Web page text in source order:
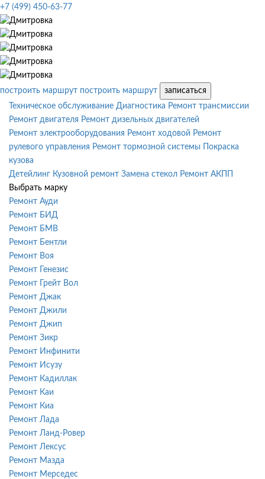
+7 (499) 450-63-77
построить маршрут построить маршрут
записаться
Техническое обслуживание Диагностика Ремонт трансмиссии
Ремонт двигателя Ремонт дизельных двигателей
Ремонт электрооборудования Ремонт ходовой Ремонт
рулевого управления Ремонт тормозной системы
Покраска
кузова
Детейлинг Кузовной ремонт Замена стекол Ремонт АКПП
Выбрать марку
Ремонт Ауди
Ремонт БИД
Ремонт БМВ
Ремонт Бентли
Ремонт Воя
Ремонт Генезис
Ремонт Грейт Вол
Ремонт Джак
Ремонт Джили
Ремонт Джип
Ремонт Зикр
Ремонт Инфинити
Ремонт Исузу
Ремонт Кадиллак
Ремонт Каи
Ремонт Киа
Ремонт Лада
Ремонт Ланд-Ровер
Ремонт Лексус
Ремонт Мазда
Ремонт Мерседес